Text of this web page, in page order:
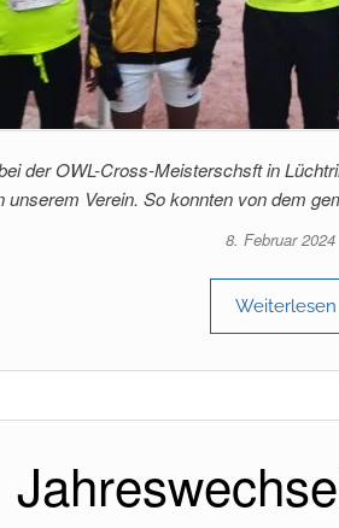
der OWL-Cross-Meisterschsft in
unserem Verein. So konnten von dem
8. Februar 2024
Weiterlesen